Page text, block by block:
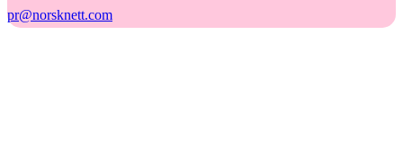
pr@norsknett.com